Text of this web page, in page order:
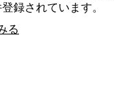
録されています。
る